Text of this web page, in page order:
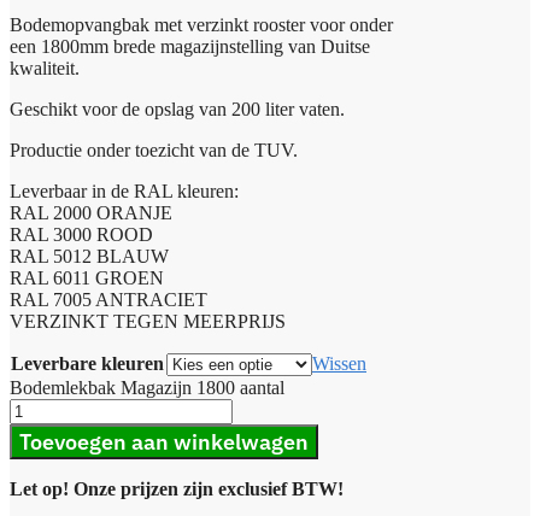
Bodemopvangbak met verzinkt rooster voor onder
een 1800mm brede magazijnstelling van Duitse
kwaliteit.
Geschikt voor de opslag van 200 liter vaten.
Productie onder toezicht van de TUV.
Leverbaar in de RAL kleuren:
RAL 2000 ORANJE
RAL 3000 ROOD
RAL 5012 BLAUW
RAL 6011 GROEN
RAL 7005 ANTRACIET
VERZINKT TEGEN MEERPRIJS
Leverbare kleuren
Wissen
Bodemlekbak Magazijn 1800 aantal
Toevoegen aan winkelwagen
Let op! Onze prijzen zijn exclusief BTW!